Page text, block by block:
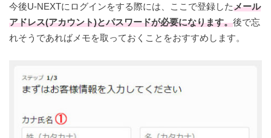
今後U-NEXTにログインをする際には、ここで登録したメール
アドレス(アカウント)とパスワードが必要になります。後で忘
れそうであればメモを取っておくことをおすすめします。